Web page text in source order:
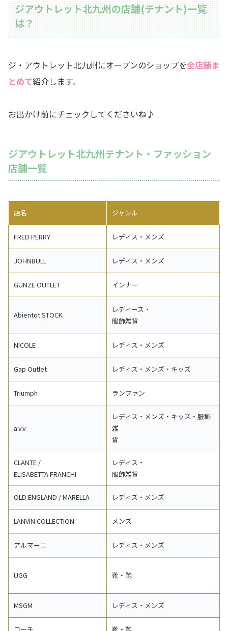
ジアウトレット北九州の店舗(テナント)一覧
は？
ジ・アウトレット北九州にオープンのショップを全店舗ま
とめて紹介します。
お出かけ前にチェックしてくださいね♪
ジアウトレット北九州テナント・ファッション
店舗一覧
店名 ジャンル
FRED PERRY レディス・メンズ
JOHNBULL レディス・メンズ
GUNZE OUTLET インナー
Abientot STOCK
レディース・
服飾雑貨
NICOLE レディス・メンズ
Gap Outlet レディス・メンズ・キッズ
Triumph ランファン
a.v.v
レディス・メンズ・キッズ・服飾
雑
貨
CLANTE /
ELISABETTA FRANCHI
レディス・
服飾雑貨
OLD ENGLAND / MARELLA レディス・メンズ
LANVIN COLLECTION メンズ
アルマーニ レディス・メンズ
UGG 靴・鞄
MSGM レディス・メンズ